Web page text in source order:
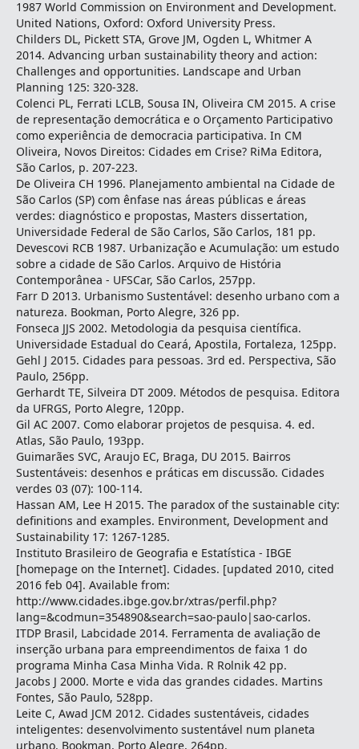
1987 World Commission on Environment and Development.
United Nations, Oxford: Oxford University Press.
Childers DL, Pickett STA, Grove JM, Ogden L, Whitmer A
2014. Advancing urban sustainability theory and action:
Challenges and opportunities. Landscape and Urban
Planning 125: 320-328.
Colenci PL, Ferrati LCLB, Sousa IN, Oliveira CM 2015. A crise
de representação democrática e o Orçamento Participativo
como experiência de democracia participativa. In CM
Oliveira, Novos Direitos: Cidades em Crise? RiMa Editora,
São Carlos, p. 207-223.
De Oliveira CH 1996. Planejamento ambiental na Cidade de
São Carlos (SP) com ênfase nas áreas públicas e áreas
verdes: diagnóstico e propostas, Masters dissertation,
Universidade Federal de São Carlos, São Carlos, 181 pp.
Devescovi RCB 1987. Urbanização e Acumulação: um estudo
sobre a cidade de São Carlos. Arquivo de História
Contemporânea - UFSCar, São Carlos, 257pp.
Farr D 2013. Urbanismo Sustentável: desenho urbano com a
natureza. Bookman, Porto Alegre, 326 pp.
Fonseca JJS 2002. Metodologia da pesquisa científica.
Universidade Estadual do Ceará, Apostila, Fortaleza, 125pp.
Gehl J 2015. Cidades para pessoas. 3rd ed. Perspectiva, São
Paulo, 256pp.
Gerhardt TE, Silveira DT 2009. Métodos de pesquisa. Editora
da UFRGS, Porto Alegre, 120pp.
Gil AC 2007. Como elaborar projetos de pesquisa. 4. ed.
Atlas, São Paulo, 193pp.
Guimarães SVC, Araujo EC, Braga, DU 2015. Bairros
Sustentáveis: desenhos e práticas em discussão. Cidades
verdes 03 (07): 100-114.
Hassan AM, Lee H 2015. The paradox of the sustainable city:
definitions and examples. Environment, Development and
Sustainability 17: 1267-1285.
Instituto Brasileiro de Geografia e Estatística - IBGE
[homepage on the Internet]. Cidades. [updated 2010, cited
2016 feb 04]. Available from:
http://www.cidades.ibge.gov.br/xtras/perfil.php?
lang=&codmun=354890&search=sao-paulo|sao-carlos.
ITDP Brasil, Labcidade 2014. Ferramenta de avaliação de
inserção urbana para empreendimentos de faixa 1 do
programa Minha Casa Minha Vida. R Rolnik 42 pp.
Jacobs J 2000. Morte e vida das grandes cidades. Martins
Fontes, São Paulo, 528pp.
Leite C, Awad JCM 2012. Cidades sustentáveis, cidades
inteligentes: desenvolvimento sustentável num planeta
urbano. Bookman, Porto Alegre, 264pp.